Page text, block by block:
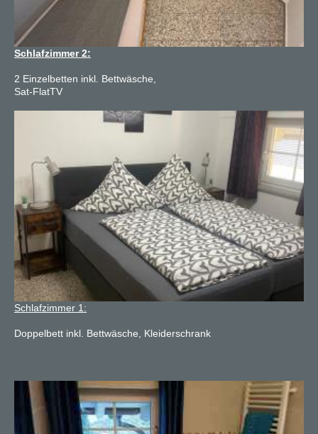
Schlafzimmer 2:
2 Einzelbetten inkl. Bettwäsche,
Sat-FlatTV
Schlafzimmer 1:
Doppelbett inkl. Bettwäsche, Kleiderschrank